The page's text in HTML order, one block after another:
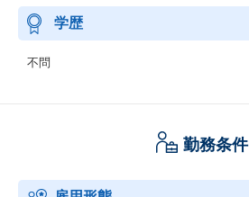
学歴
不問
勤務条件